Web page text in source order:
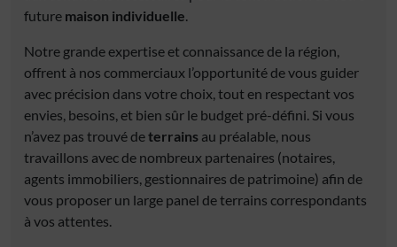
future maison individuelle.
Notre grande expertise et connaissance de la région,
offrent à nos commerciaux l’opportunité de vous guider
avec précision dans votre choix, tout en respectant vos
envies, besoins, et bien sûr le budget pré-défini. Si vous
n’avez pas trouvé deterrains au préalable, nous
travaillons avec de nombreux partenaires (notaires,
agents immobiliers, gestionnaires de patrimoine) afin de
vous proposer un large panel de terrains correspondants
à vos attentes.